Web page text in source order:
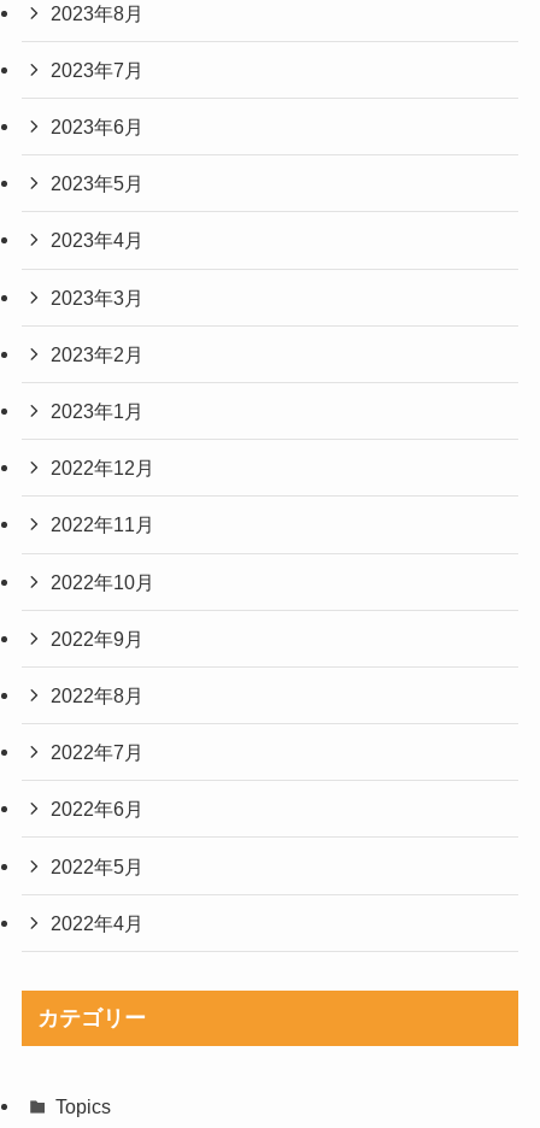
2023年8月
2023年7月
2023年6月
2023年5月
2023年4月
2023年3月
2023年2月
2023年1月
2022年12月
2022年11月
2022年10月
2022年9月
2022年8月
2022年7月
2022年6月
2022年5月
2022年4月
カテゴリー
Topics